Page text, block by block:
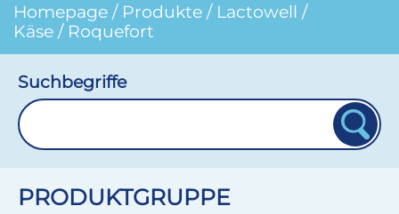
Homepage / Produkte / Lactowell /
Käse / Roquefort
Suchbegriffe
PRODUKTGRUPPE